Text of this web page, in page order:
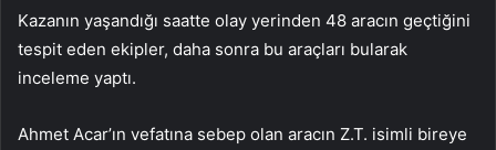
Kazanın yaşandığı saatte olay yerinden 48 aracın geçtiğini
tespit eden ekipler, daha sonra bu araçları bularak
inceleme yaptı.
Ahmet Acar’ın vefatına sebep olan aracın Z.T. isimli bireye